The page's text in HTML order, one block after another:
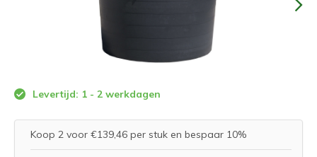
Levertijd: 1 - 2 werkdagen
Koop 2 voor €139,46 per stuk en bespaar 10%